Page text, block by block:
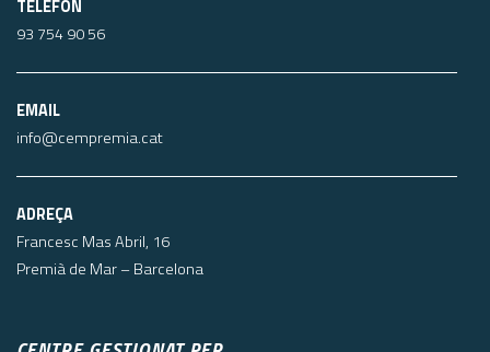
TELÈFON
93 754 90 56
EMAIL
info@cempremia.cat
ADREÇA
Francesc Mas Abril, 16
Premià de Mar – Barcelona